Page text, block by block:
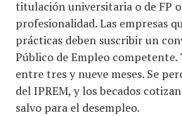
titulación universitaria o de FP
profesionalidad. Las empresas
prácticas deben suscribir un
Público de Empleo
entre tres y nueve meses. Se
del IPREM, y los becados
salvo para el desempleo.